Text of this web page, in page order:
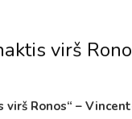
virš
virš Ronos“ –